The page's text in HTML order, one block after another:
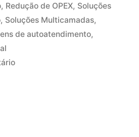
, Redução de OPEX, Soluções
, Soluções Multicamadas,
de autoatendimento,